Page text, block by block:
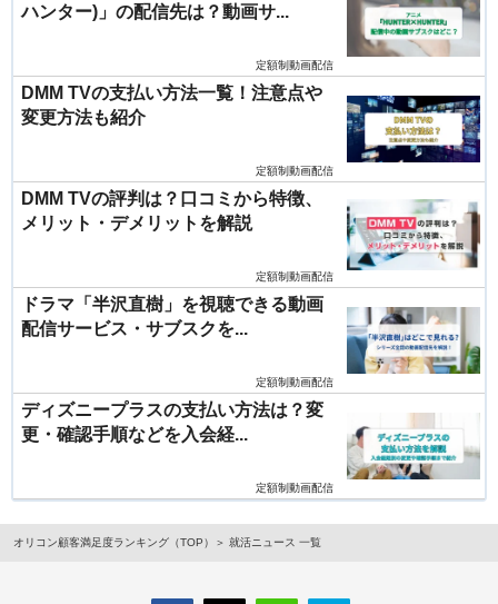
ハンター)」の配信先は？動画サ...
定額制動画配信
DMM TVの支払い方法一覧！注意点や
変更方法も紹介
定額制動画配信
DMM TVの評判は？口コミから特徴、
メリット・デメリットを解説
定額制動画配信
ドラマ「半沢直樹」を視聴できる動画
配信サービス・サブスクを...
定額制動画配信
ディズニープラスの支払い方法は？変
更・確認手順などを入会経...
定額制動画配信
オリコン顧客満足度ランキング（TOP） 就活ニュース 一覧